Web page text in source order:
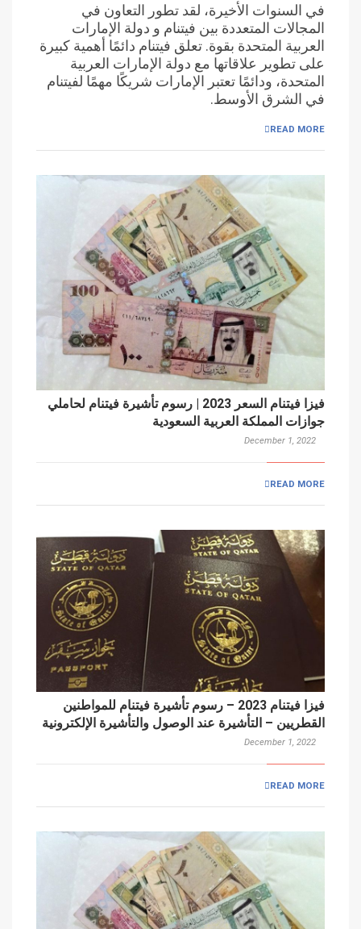
في السنوات الأخيرة، لقد تطور التعاون في
المجالات المتعددة بين فيتنام و دولة الإمارات
العربية المتحدة بقوة. تعلق فيتنام دائمًا أهمية كبيرة
على تطوير علاقاتها مع دولة الإمارات العربية
المتحدة، ودائمًا تعتبر الإمارات شريكًا مهمًا لفيتنام
في الشرق الأوسط.
READ MORE
فيزا فيتنام السعر 2023 | رسوم تأشيرة فيتنام لحاملي
جوازات المملكة العربية السعودية
December 1, 2022
READ MORE
فيزا فيتنام 2023 – رسوم تأشيرة فيتنام للمواطنين
القطريين – التأشيرة عند الوصول والتأشيرة الإلكترونية
December 1, 2022
READ MORE